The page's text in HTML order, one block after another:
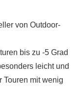
von Outdoor-
bis zu -5 Grad
leicht und
Touren mit wenig